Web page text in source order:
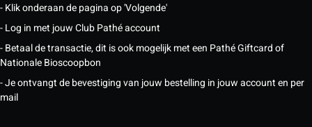
- Klik onderaan de pagina op 'Volgende'
- Log in met jouw Club Pathé account
- Betaal de transactie, dit is ook mogelijk met een Pathé Giftcard of
Nationale Bioscoopbon
- Je ontvangt de bevestiging van jouw bestelling in jouw account en per
mail